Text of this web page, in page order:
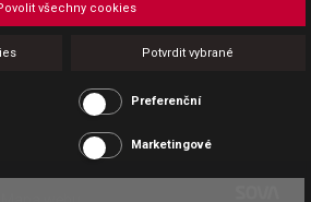
Potvrdit vybrané
všechny cookies
Preferenční
Marketingové